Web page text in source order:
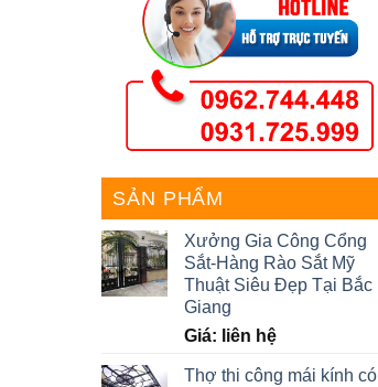
SẢN PHẨM
Xưởng Gia Công Cổng
Sắt-Hàng Rào Sắt Mỹ
Thuật Siêu Đẹp Tại Bắc
Giang
Giá: liên hệ
Thợ thi công mái kính có